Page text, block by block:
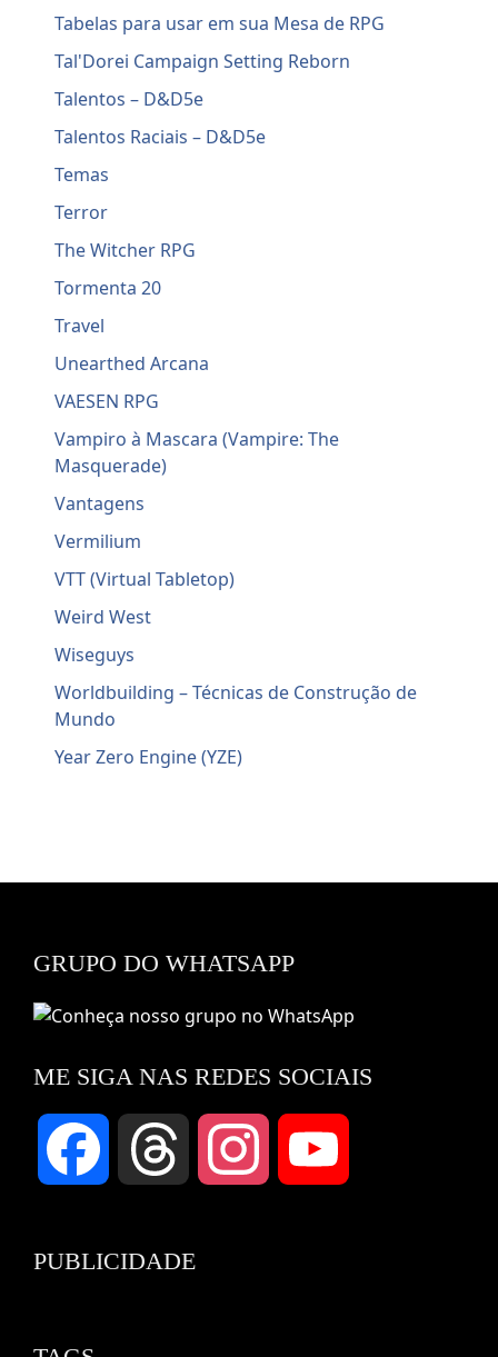
Tabelas para usar em sua Mesa de RPG
Tal'Dorei Campaign Setting Reborn
Talentos – D&D5e
Talentos Raciais – D&D5e
Temas
Terror
The Witcher RPG
Tormenta 20
Travel
Unearthed Arcana
VAESEN RPG
Vampiro à Mascara (Vampire: The
Masquerade)
Vantagens
Vermilium
VTT (Virtual Tabletop)
Weird West
Wiseguys
Worldbuilding – Técnicas de Construção de
Mundo
Year Zero Engine (YZE)
GRUPO DO WHATSAPP
ME SIGA NAS REDES SOCIAIS
Facebook Threads Instagram
PUBLICIDADE